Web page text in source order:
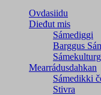
Ovdasiidu
Dieđut mis
Sámediggi
Barggus
Mearrádusdahkan
Sámedikki
Stivra